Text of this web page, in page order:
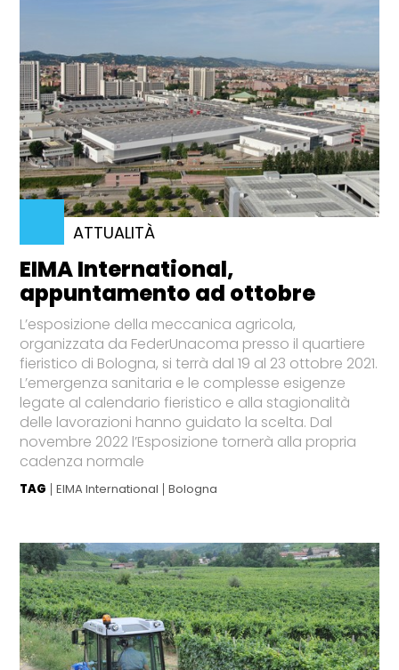
ATTUALITÀ
EIMA International,
appuntamento ad ottobre
L’esposizione della meccanica agricola,
organizzata da FederUnacoma presso il quartiere
fieristico di Bologna, si terrà dal 19 al 23 ottobre 2021.
L’emergenza sanitaria e le complesse esigenze
legate al calendario fieristico e alla stagionalità
delle lavorazioni hanno guidato la scelta. Dal
novembre 2022 l’Esposizione tornerà alla propria
cadenza normale
TAG EIMA International Bologna